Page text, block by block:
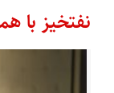
نفتخیز با